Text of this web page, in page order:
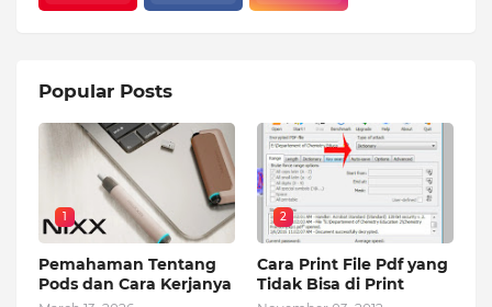
Popular Posts
1
Pemahaman Tentang
Pods dan Cara Kerjanya
2
Cara Print File Pdf yang
Tidak Bisa di Print